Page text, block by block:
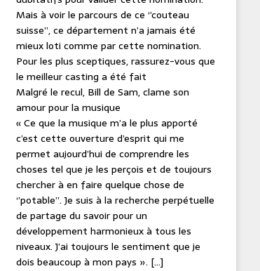
Mais à voir le parcours de ce ‘’couteau
suisse’’, ce département n’a jamais été
mieux loti comme par cette nomination.
Pour les plus sceptiques, rassurez-vous que
le meilleur casting a été fait
Malgré le recul, Bill de Sam, clame son
amour pour la musique
« Ce que la musique m’a le plus apporté
c’est cette ouverture d’esprit qui me
permet aujourd’hui de comprendre les
choses tel que je les perçois et de toujours
chercher à en faire quelque chose de
‘’potable’’. Je suis à la recherche perpétuelle
de partage du savoir pour un
développement harmonieux à tous les
niveaux. J’ai toujours le sentiment que je
dois beaucoup à mon pays ». […]